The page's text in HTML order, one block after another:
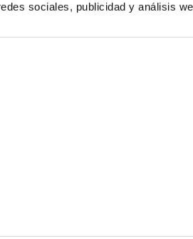
sociales, publicidad y análisis